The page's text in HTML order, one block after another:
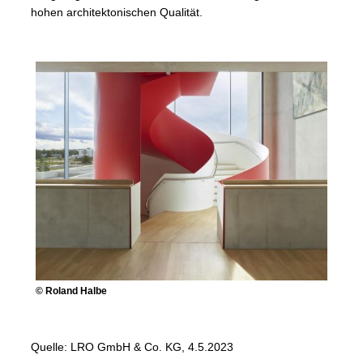
hohen architektonischen Qualität.
© Roland Halbe
Quelle: LRO GmbH & Co. KG, 4.5.2023